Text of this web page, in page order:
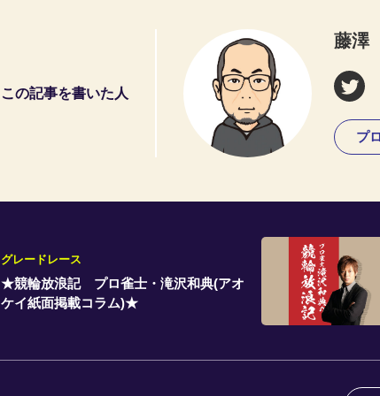
この記事を書いた人
藤澤
プ
グレードレース
★競輪放浪記 プロ雀士・滝沢和典(アオ
ケイ紙面掲載コラム)★